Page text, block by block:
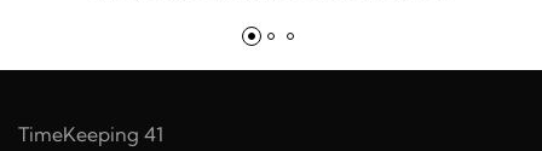
TimeKeeping 41